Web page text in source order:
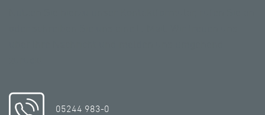
05244 983-0